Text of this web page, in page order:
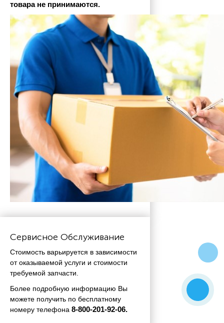
товара не принимаются.
Сервисное Обслуживание
Стоимость варьируется в зависимости
от оказываемой услуги и стоимости
требуемой запчасти.
Более подробную информацию Вы
можете получить по бесплатному
номеру телефона 8-800-201-92-06.